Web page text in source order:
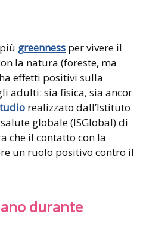
greenness per vivere il
la natura (foreste, ma
effetti positivi sulla
adulti: sia fisica, sia ancor
realizzato dall’Istituto
globale (ISGlobal) di
che il contatto con la
un ruolo positivo contro il
durante